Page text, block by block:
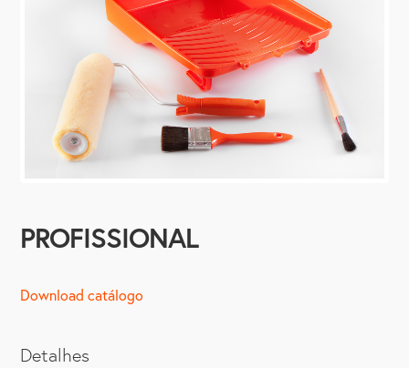
PROFISSIONAL
Download catálogo
Detalhes